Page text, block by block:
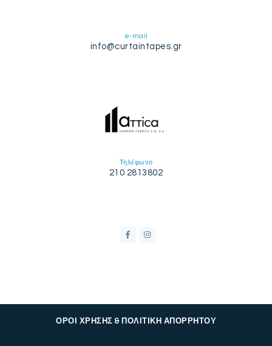
e-mail
info@curtaintapes.gr
Τηλέφωνο
210 2813802
ΟΡΟΙ ΧΡΗΣΗΣ & ΠΟΛΙΤΙΚΗ ΑΠΟΡΡΗΤΟΥ